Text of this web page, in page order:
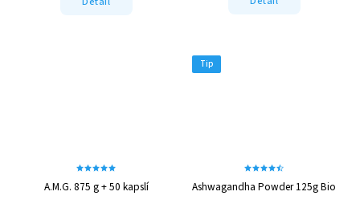
A.M.G. 875 g + 50 kapslí
Tip
Ashwagandha Powder 125g Bio